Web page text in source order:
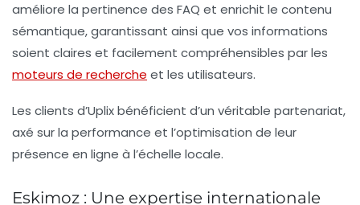
améliore la pertinence des FAQ et enrichit le contenu
sémantique, garantissant ainsi que vos informations
soient claires et facilement compréhensibles par les
moteurs de recherche et les utilisateurs.
Les clients d’Uplix bénéficient d’un véritable partenariat,
axé sur la performance et l’optimisation de leur
présence en ligne à l’échelle locale.
Eskimoz : Une expertise internationale